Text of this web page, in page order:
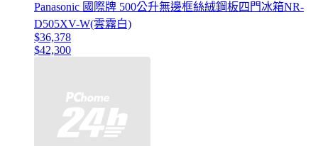
Panasonic 國際牌 500公升無邊框絲絨鋼板四門冰箱NR-
D505XV-W(雲霧白)
$36,378
$42,300